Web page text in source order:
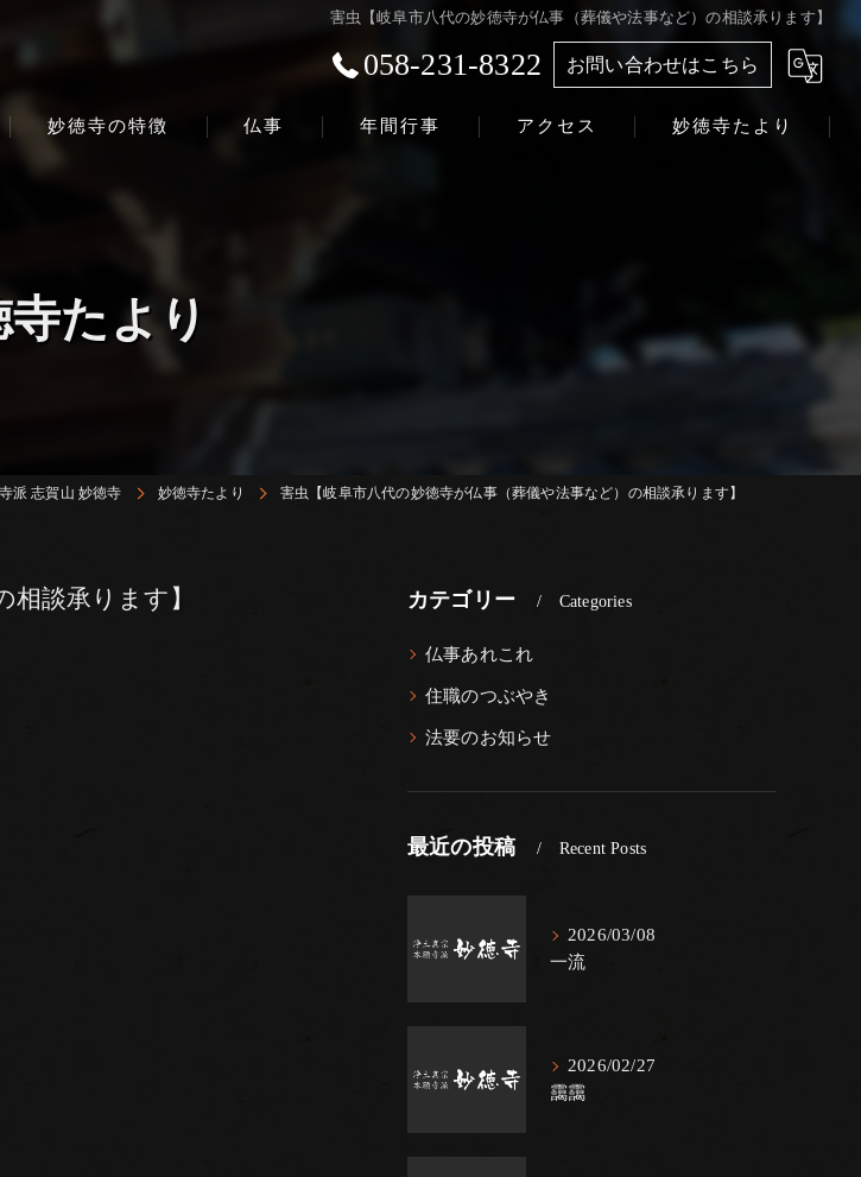
害虫【岐阜市八代の妙徳寺が仏事（葬儀や法事など）の相談承ります】
058-231-8322 お問い合わせはこちら
妙徳寺の特徴 仏事 年間行事 アクセス 妙徳寺たより
寺たより
派 志賀山 妙徳寺 妙徳寺たより 害虫【岐阜市八代の妙徳寺が仏事（葬儀や法事など）の相談承ります】
談承ります】 カテゴリー Categories
仏事あれこれ
住職のつぶやき
法要のお知らせ
最近の投稿 Recent Posts
2026/03/08
一流
2026/02/27
靄靄